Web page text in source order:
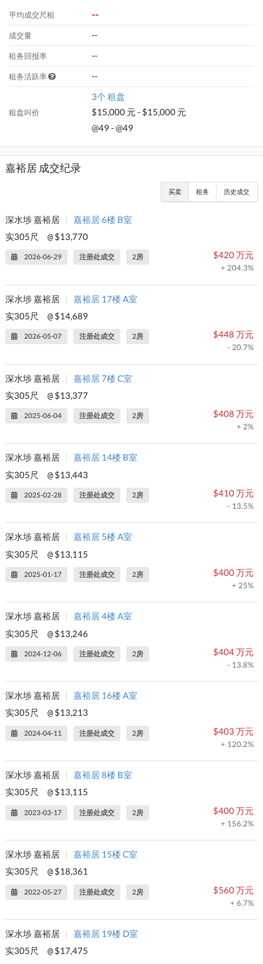
平均成交尺租 --
成交量 --
租务回报率 --
租务活跃率 --
租盘叫价
3个 租盘
$15,000 元 - $15,000 元
@49 - @49
嘉裕居 成交纪录
买卖 租务 历史成交
深水埗 嘉裕居 |
嘉裕居 6楼 B室
实305尺
@ $13,770
2026-06-29 注册处成交 2房 $420 万元
+ 204.3%
深水埗 嘉裕居 |
嘉裕居 17楼 A室
实305尺
@ $14,689
2026-05-07 注册处成交 2房 $448 万元
- 20.7%
深水埗 嘉裕居 |
嘉裕居 7楼 C室
实305尺
@ $13,377
2025-06-04 注册处成交 2房 $408 万元
+ 2%
深水埗 嘉裕居
嘉裕居 14楼 B室
实305尺
@ $13,443
2025-02-28 注册处成交 2房 $410 万元
- 13.5%
深水埗 嘉裕居
嘉裕居 5楼 A室
实305尺
@ $13,115
2025-01-17 注册处成交 2房 $400 万元
+ 25%
深水埗 嘉裕居 |
嘉裕居 4楼 A室
实305尺
@ $13,246
2024-12-06 注册处成交 2房 $404 万元
- 13.8%
深水埗 嘉裕居 |
嘉裕居 16楼 A室
实305尺
@ $13,213
2024-04-11 注册处成交 2房 $403 万元
+ 120.2%
深水埗 嘉裕居 |
嘉裕居 8楼 B室
实305尺
@ $13,115
2023-03-17 注册处成交 2房 $400 万元
+ 156.2%
深水埗 嘉裕居 |
嘉裕居 15楼 C室
实305尺
@ $18,361
2022-05-27 注册处成交 2房 $560 万元
+ 6.7%
深水埗 嘉裕居 |
嘉裕居 19楼 D室
实305尺
@ $17,475